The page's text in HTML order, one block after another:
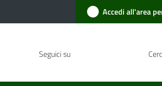
Accedi all'area
Seguici su